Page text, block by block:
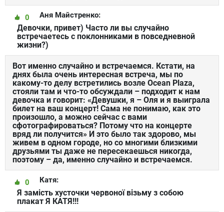
Аня Майстренко:
0
Девочки, привет) Часто ли вы случайно
встречаетесь с поклонниками в повседневной
жизни?)
Вот именно случайно и встречаемся. Кстати, на
днях была очень интересная встреча, мы по
какому-то делу встретились возле Ocean Plaza,
стояли там и что-то обсуждали – подходит к нам
девочка и говорит: «Девушки, я – Оля и я выиграла
билет на ваш концерт! Сама не понимаю, как это
произошло, а можно сейчас с вами
сфотографироваться? Потому что на концерте
вряд ли получится» И это было так здорово, мы
живем в одном городе, но со многими близкими
друзьями ты даже не пересекаешься никогда,
поэтому – да, именно случайно и встречаемся.
Катя:
0
Я замість хусточки червоної візьму з собою
плакат Я КАТЯ!!!